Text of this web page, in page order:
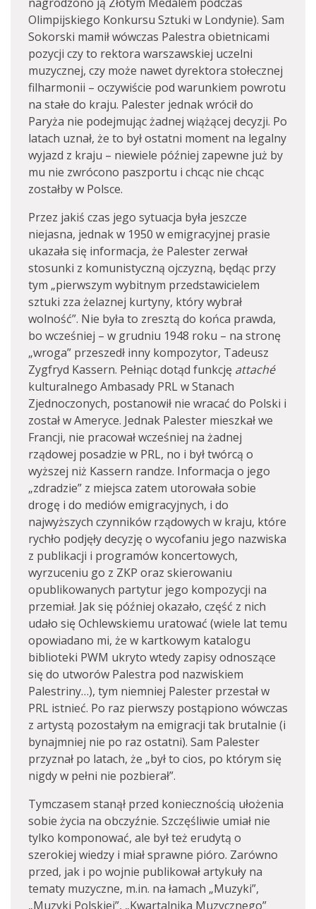
Olimpijskiego Konkursu Sztuki w Londynie). Sam
Sokorski mamił wówczas Palestra obietnicami
pozycji czy to rektora warszawskiej uczelni
muzycznej, czy może nawet dyrektora stołecznej
filharmonii – oczywiście pod warunkiem powrotu
na stałe do kraju. Palester jednak wrócił do
Paryża nie podejmując żadnej wiążącej decyzji. Po
latach uznał, że to był ostatni moment na legalny
wyjazd z kraju – niewiele później zapewne już by
mu nie zwrócono paszportu i chcąc nie chcąc
zostałby w Polsce.
Przez jakiś czas jego sytuacja była jeszcze
niejasna, jednak w 1950 w emigracyjnej prasie
ukazała się informacja, że Palester zerwał
stosunki z komunistyczną ojczyzną, będąc przy
tym „pierwszym wybitnym przedstawicielem
sztuki zza żelaznej kurtyny, który wybrał
wolność”. Nie była to zresztą do końca prawda,
bo wcześniej – w grudniu 1948 roku – na stronę
„wroga” przeszedł inny kompozytor, Tadeusz
Zygfryd Kassern. Pełniąc dotąd funkcję attaché
kulturalnego Ambasady PRL w Stanach
Zjednoczonych, postanowił nie wracać do Polski i
został w Ameryce. Jednak Palester mieszkał we
Francji, nie pracował wcześniej na żadnej
rządowej posadzie w PRL, no i był twórcą o
wyższej niż Kassern randze. Informacja o jego
„zdradzie” z miejsca zatem utorowała sobie
drogę i do mediów emigracyjnych, i do
najwyższych czynników rządowych w kraju, które
rychło podjęły decyzję o wycofaniu jego nazwiska
z publikacji i programów koncertowych,
wyrzuceniu go z ZKP oraz skierowaniu
opublikowanych partytur jego kompozycji na
przemiał. Jak się później okazało, część z nich
udało się Ochlewskiemu uratować (wiele lat temu
opowiadano mi, że w kartkowym katalogu
biblioteki PWM ukryto wtedy zapisy odnoszące
się do utworów Palestra pod nazwiskiem
Palestriny…), tym niemniej Palester przestał w
PRL istnieć. Po raz pierwszy postąpiono wówczas
z artystą pozostałym na emigracji tak brutalnie (i
bynajmniej nie po raz ostatni). Sam Palester
przyznał po latach, że „był to cios, po którym się
nigdy w pełni nie pozbierał”.
Tymczasem stanął przed koniecznością ułożenia
sobie życia na obczyźnie. Szczęśliwie umiał nie
tylko komponować, ale był też erudytą o
szerokiej wiedzy i miał sprawne pióro. Zarówno
przed, jak i po wojnie publikował artykuły na
tematy muzyczne, m.in. na łamach „Muzyki”,
„Muzyki Polskiej”, „Kwartalnika Muzycznego”